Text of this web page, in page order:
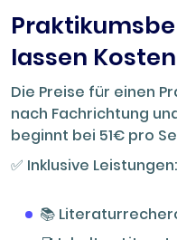
lassen Kosten
Die Preise für einen
nach Fachrichtung
beginnt bei 51€ pro
✅ Inklusive Leistungen:
📚